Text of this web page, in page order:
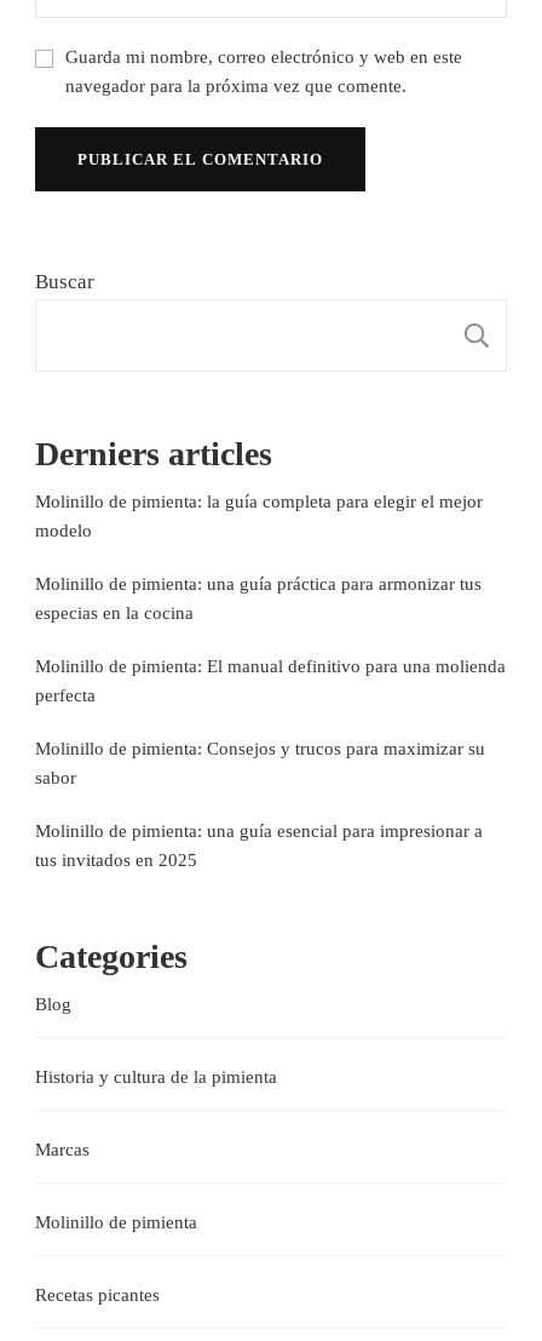
Guarda mi nombre, correo electrónico y web en este
navegador para la próxima vez que comente.
Buscar
Derniers articles
Molinillo de pimienta: la guía completa para elegir el mejor
modelo
Molinillo de pimienta: una guía práctica para armonizar tus
especias en la cocina
Molinillo de pimienta: El manual definitivo para una molienda
perfecta
Molinillo de pimienta: Consejos y trucos para maximizar su
sabor
Molinillo de pimienta: una guía esencial para impresionar a
tus invitados en 2025
Categories
Blog
Historia y cultura de la pimienta
Marcas
Molinillo de pimienta
Recetas picantes